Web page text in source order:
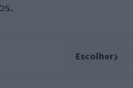
Escolher›